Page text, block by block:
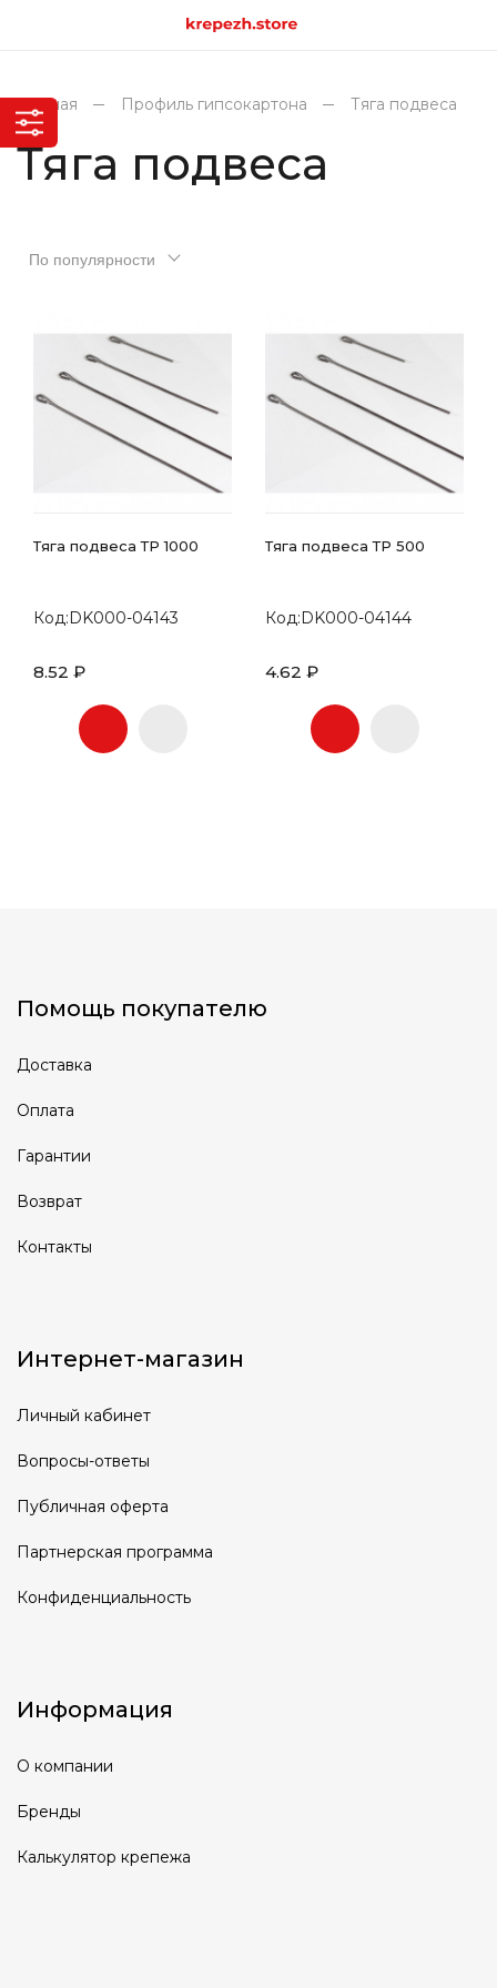
Главная Профиль гипсокартона Тяга подвеса
Тяга подвеса
По популярности
Тяга подвеса ТР 1000
Код:DK000-04143
8.52 ₽
Тяга подвеса ТР 500
Код:DK000-04144
4.62 ₽
Помощь покупателю
Доставка
Оплата
Гарантии
Возврат
Контакты
Интернет-магазин
Личный кабинет
Вопросы-ответы
Публичная оферта
Партнерская программа
Конфиденциальность
Информация
О компании
Бренды
Калькулятор крепежа